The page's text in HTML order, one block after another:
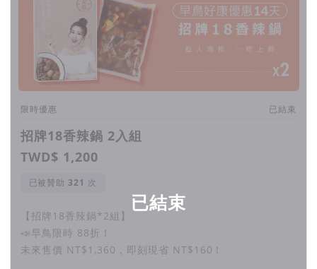
吃素與否，真心希望您都能親自品嚐我對食材及製程的
堅持跟用心。
已結束
限時優惠 已結束
招牌18香辣鍋 2入組
TWD$ 1,200
已被贊助 次
【招牌18香辣鍋*2組】
📣早鳥限時 88折！
未來售價 NT$1,360，即刻現省 NT$160！